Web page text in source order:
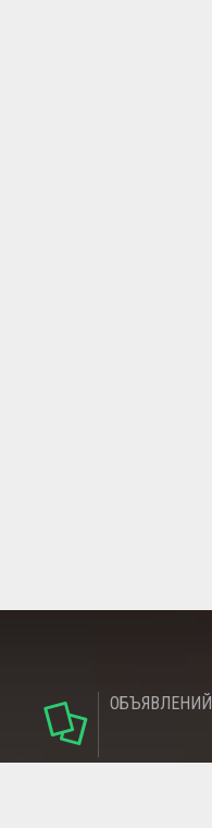
ОБЪЯВЛЕНИЙ